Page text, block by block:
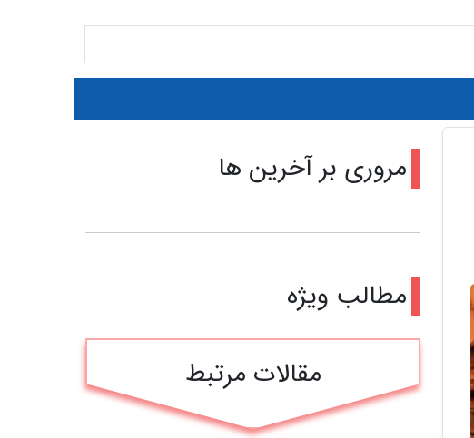
مروری بر آخرین ها
مطالب ویژه
مقالات مرتبط